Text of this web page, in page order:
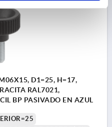
D1=25, H=17,
RAL7021,
BP PASIVADO EN AZUL